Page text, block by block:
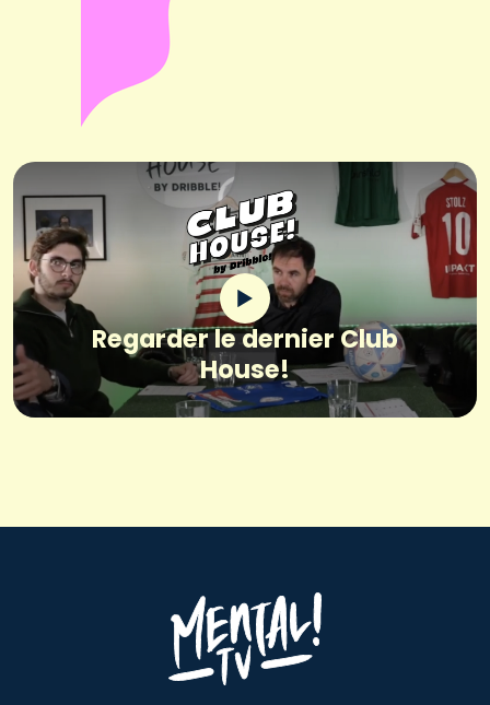
Regarder le dernier Club
House!